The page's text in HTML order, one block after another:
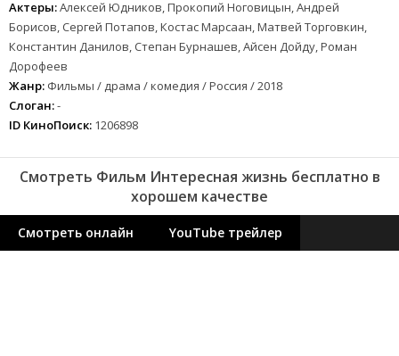
Актеры:Алексей Юдников, Прокопий Ноговицын, Андрей
Борисов, Сергей Потапов, Костас Марсаан, Матвей Торговкин,
Константин Данилов, Степан Бурнашев, Айсен Дойду, Роман
Дорофеев
Жанр: Фильмы / драма / комедия / Россия / 2018
Слоган:-
ID КиноПоиск: 1206898
Смотреть Фильм Интересная жизнь бесплатно в
хорошем качестве
Смотреть онлайн YouTube трейлер